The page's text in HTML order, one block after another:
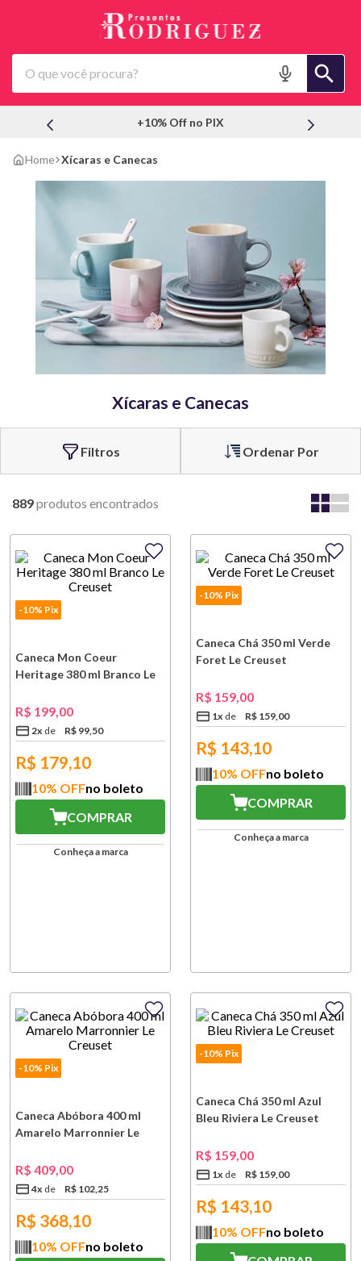
O que você procura?
+10% Off no PIX
Xícaras e Canecas
Xícaras e Canecas
Ordenar Por
889produtos
-10% Pix
Caneca Mon Coeur
Heritage 380 ml Branco Le
R$ 199,00
2x R$ 99,50
R$ 179,10
10% OFFno boleto
COMPRAR
Conheça a marca
-10% Pix
Caneca Chá 350 ml Verde
Foret Le Creuset
R$ 159,00
1x R$ 159,00
R$ 143,10
10% OFFno boleto
COMPRAR
Conheça a marca
-10% Pix
Caneca Abóbora 400 ml
Amarelo Marronnier Le
R$ 409,00
4x R$ 102,25
R$ 368,10
10% OFFno boleto
-10% Pix
Caneca Chá 350 ml Azul
Bleu Riviera Le Creuset
R$ 159,00
1x R$ 159,00
R$ 143,10
10% OFFno boleto